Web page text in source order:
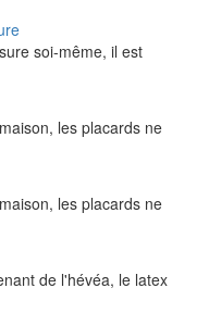
soi-même, il est
les placards ne
les placards ne
de l'hévéa, le latex